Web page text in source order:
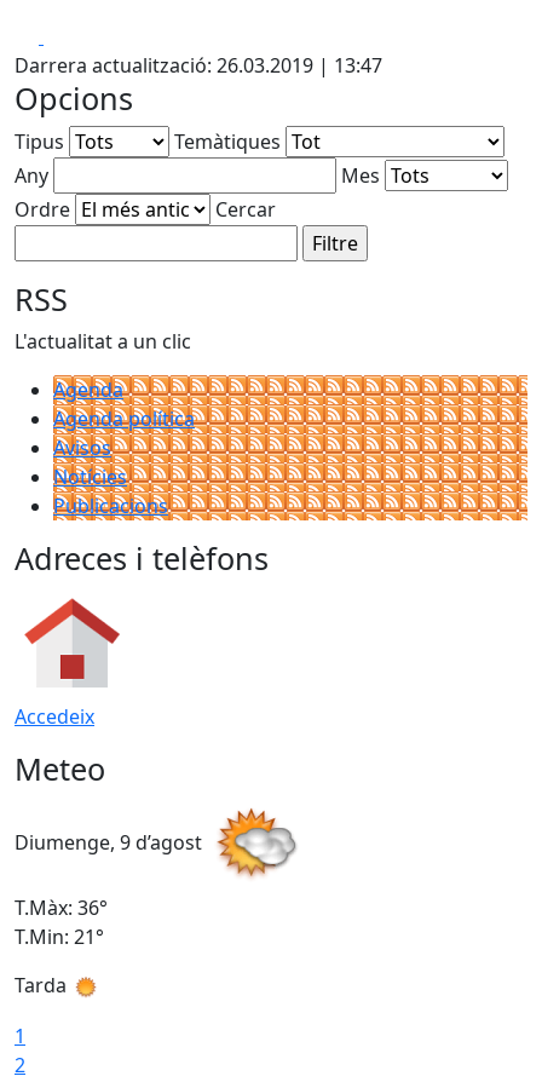
Darrera actualització: 26.03.2019 | 13:47
Opcions
Tipus
Temàtiques
Any
Mes
Ordre
Cercar
RSS
L'actualitat a un clic
Agenda
Agenda política
Avisos
Notícies
Publicacions
Adreces i telèfons
Accedeix
Meteo
Diumenge, 9 d’agost
T.Màx: 36°
T.Min: 21°
Tarda
1
2